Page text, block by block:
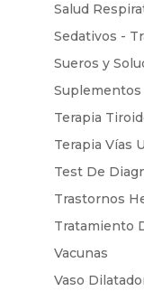
Salud
Sedativos -
Sueros y
Terapia
Terapia Vías
Test De
Trastornos
Tratamiento
Vacunas
Vaso